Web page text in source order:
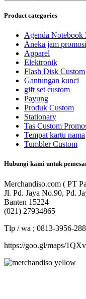
Product categories
Agenda Notebook
Aneka jam promosi
Apparel
Elektronik
Flash Disk Custom
Gantungan kunci
gift set custom
Payung
Produk Custom
Stationary
Tas Custom
Tempat kartu nama
Tumbler Custom
Hubungi kami untuk
Merchandiso.com ( PT
Jl. Pd. Jaya No.90, Pd.
Banten 15224
(021) 27934865
Tlp / wa ; 0813-3956-
https://goo.gl/maps/